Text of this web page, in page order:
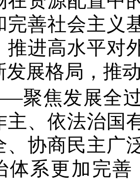
完善社会主义
推进高水平对
发展格局，推
聚焦发展全过
主、依法治国
、协商民主广
体系更加完